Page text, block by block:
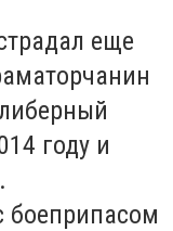
еще
году и
боеприпасом